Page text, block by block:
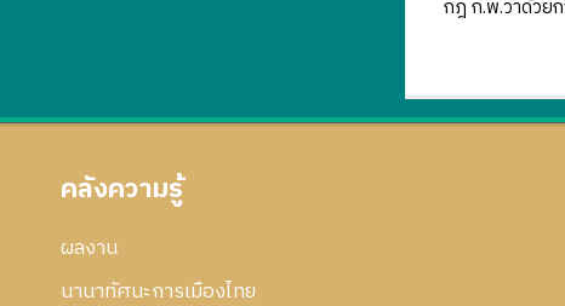
กฎ ก.พ.ว่าด้วย
คลังความรู้
ผลงาน
นานาทัศนะการเมืองไทย